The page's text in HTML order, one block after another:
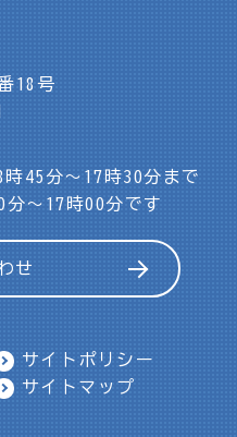
18号
45分～17時30分まで
～17時00分です
せ
サイトポリシー
サイトマップ